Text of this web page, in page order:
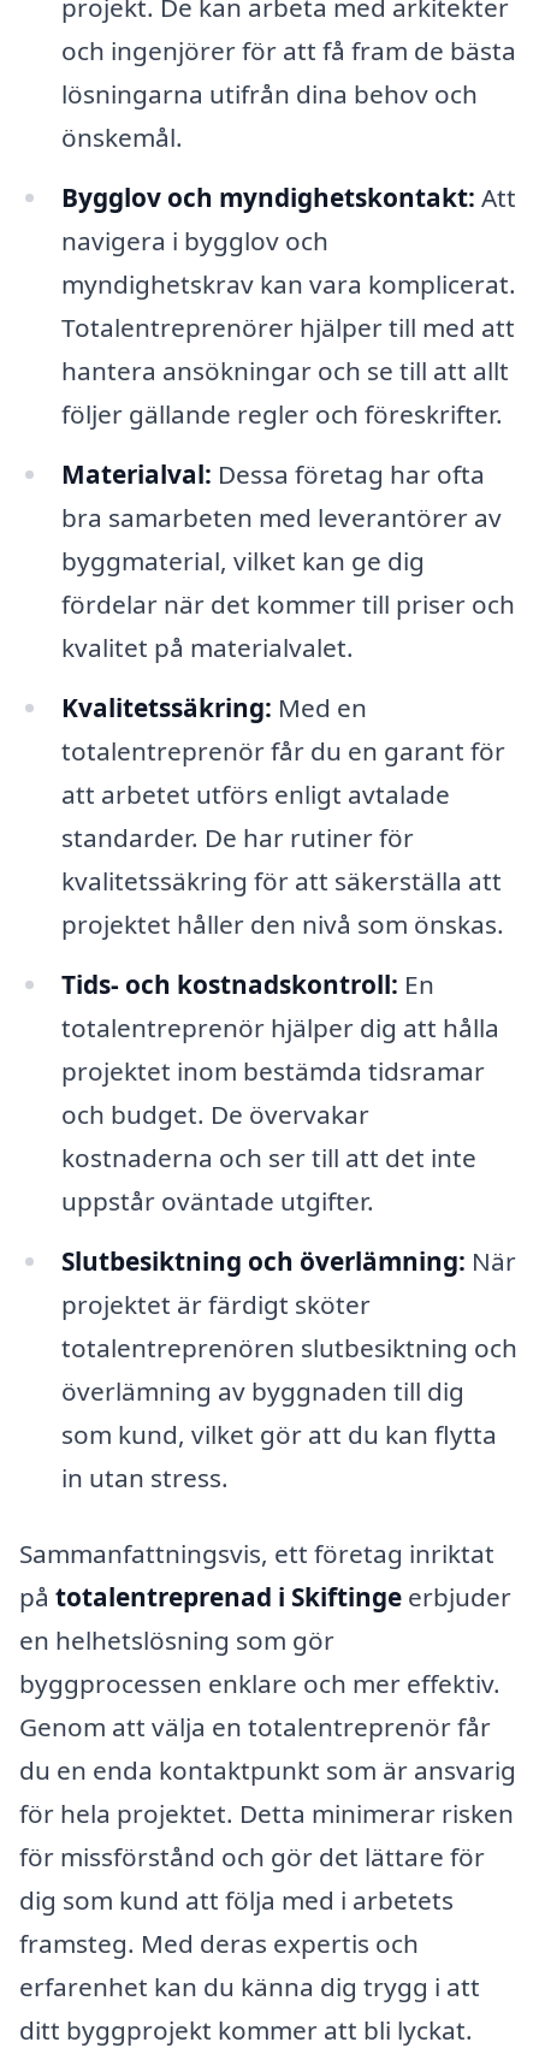
projekt. De kan arbeta med arkitekter
och ingenjörer för att få fram de bästa
lösningarna utifrån dina behov och
önskemål.
Bygglov och myndighetskontakt: Att
navigera i bygglov och
myndighetskrav kan vara komplicerat.
Totalentreprenörer hjälper till med att
hantera ansökningar och se till att allt
följer gällande regler och föreskrifter.
Materialval: Dessa företag har ofta
bra samarbeten med leverantörer av
byggmaterial, vilket kan ge dig
fördelar när det kommer till priser och
kvalitet på materialvalet.
Kvalitetssäkring: Med en
totalentreprenör får du en garant för
att arbetet utförs enligt avtalade
standarder. De har rutiner för
kvalitetssäkring för att säkerställa att
projektet håller den nivå som önskas.
Tids- och kostnadskontroll: En
totalentreprenör hjälper dig att hålla
projektet inom bestämda tidsramar
och budget. De övervakar
kostnaderna och ser till att det inte
uppstår oväntade utgifter.
Slutbesiktning och överlämning: När
projektet är färdigt sköter
totalentreprenören slutbesiktning och
överlämning av byggnaden till dig
som kund, vilket gör att du kan flytta
in utan stress.
Sammanfattningsvis, ett företag inriktat
på totalentreprenad i Skiftinge erbjuder
en helhetslösning som gör
byggprocessen enklare och mer effektiv.
Genom att välja en totalentreprenör får
du en enda kontaktpunkt som är ansvarig
för hela projektet. Detta minimerar risken
för missförstånd och gör det lättare för
dig som kund att följa med i arbetets
framsteg. Med deras expertis och
erfarenhet kan du känna dig trygg i att
ditt byggprojekt kommer att bli lyckat.